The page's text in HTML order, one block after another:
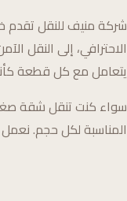
شركة منيف للنقل
الاحترافي، إلى النقل
يتعامل مع كل قطعة
سواء كنت تنقل شقة
المناسبة لكل حجم. نعمل